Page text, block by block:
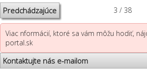
Predchádzajúce 3 / 38
Viac nformácií, ktoré sa vám môžu hodiť,
portal.sk
Kontaktujte nás e-mailom